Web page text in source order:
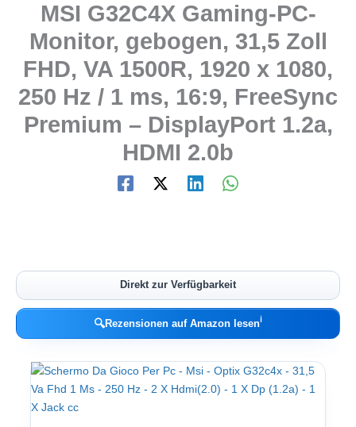
MSI G32C4X Gaming-PC-
Monitor, gebogen, 31,5 Zoll
FHD, VA 1500R, 1920 x 1080,
250 Hz / 1 ms, 16:9, FreeSync
Premium – DisplayPort 1.2a,
HDMI 2.0b
Direkt zur Verfügbarkeit
🔍Rezensionen auf Amazon lesenℹ︎